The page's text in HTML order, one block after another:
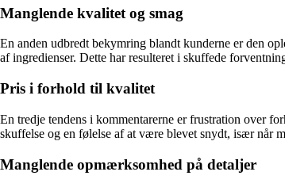
Manglende kvalitet og smag
En anden udbredt bekymring blandt kunderne er den
af ingredienser. Dette har resulteret i skuffede
Pris i forhold til kvalitet
En tredje tendens i kommentarerne er frustration over
skuffelse og en følelse af at være blevet snydt, især når
Manglende opmærksomhed på detaljer